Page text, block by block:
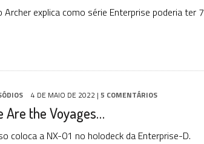
explica como série Enterprise poderia ter 7
4 DE MAIO DE 2022 | 5 COMENTÁRIOS
Are the Voyages…
coloca a NX-01 no holodeck da Enterprise-D.